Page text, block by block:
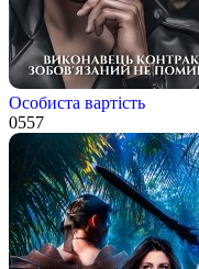
Особиста вартість
0557